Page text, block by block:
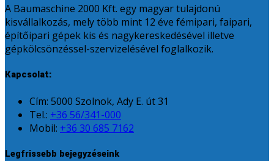
A Baumaschine 2000 Kft. egy magyar tulajdonú
kisvállalkozás, mely több mint 12 éve fémipari, faipari,
építőipari gépek kis és nagykereskedésével illetve
gépkölcsönzéssel-szervizelésével foglalkozik.
Kapcsolat:
Cím: 5000 Szolnok, Ady E. út 31
Tel.: +36 56/341-000
Mobil: +36 30 685 7162
Legfrissebb bejegyzéseink